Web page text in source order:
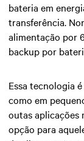
bateria em
transferência.
alimentação por
backup por
Essa tecnologia
como em
outas aplicações
opção para